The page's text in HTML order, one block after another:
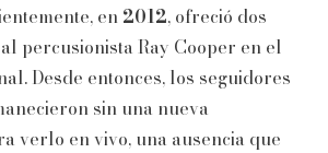
en 2012, ofreció dos
percusionista Ray Cooper en el
Desde entonces, los seguidores
sin una nueva
verlo en vivo, una ausencia que